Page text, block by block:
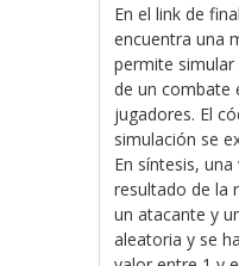
En el link de
encuentra una
permite
de un combate
jugadores. El
simulación se
En síntesis,
resultado de la
un atacante y
aleatoria y se